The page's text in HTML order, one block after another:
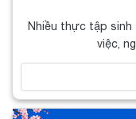
Nhiều thực tập sinh
việc,